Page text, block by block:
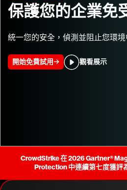
保護您的企業免
統一您的安全，偵測並阻止您環境
開始免費試用 觀看展示
CrowdStrike 在 2026 Gartner®
Protection 中連續第七度獲評